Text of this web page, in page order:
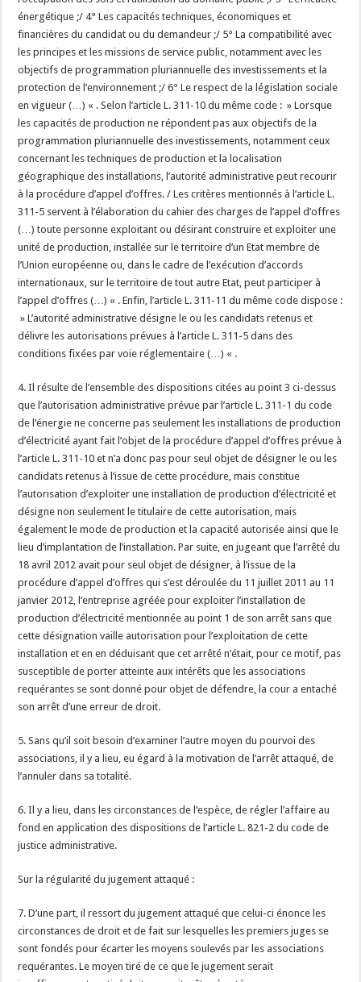
énergétique ;/ 4° Les capacités techniques, économiques et
financières du candidat ou du demandeur ;/ 5° La compatibilité avec
les principes et les missions de service public, notamment avec les
objectifs de programmation pluriannuelle des investissements et la
protection de l’environnement ;/ 6° Le respect de la législation sociale
en vigueur (…) « . Selon l’article L. 311-10 du même code : » Lorsque
les capacités de production ne répondent pas aux objectifs de la
programmation pluriannuelle des investissements, notamment ceux
concernant les techniques de production et la localisation
géographique des installations, l’autorité administrative peut recourir
à la procédure d’appel d’offres. / Les critères mentionnés à l’article L.
311-5 servent à l’élaboration du cahier des charges de l’appel d’offres
(…) toute personne exploitant ou désirant construire et exploiter une
unité de production, installée sur le territoire d’un Etat membre de
l’Union européenne ou, dans le cadre de l’exécution d’accords
internationaux, sur le territoire de tout autre Etat, peut participer à
l’appel d’offres (…) « . Enfin, l’article L. 311-11 du même code dispose :
» L’autorité administrative désigne le ou les candidats retenus et
délivre les autorisations prévues à l’article L. 311-5 dans des
conditions fixées par voie réglementaire (…) « .
4. Il résulte de l’ensemble des dispositions citées au point 3 ci-dessus
que l’autorisation administrative prévue par l’article L. 311-1 du code
de l’énergie ne concerne pas seulement les installations de production
d’électricité ayant fait l’objet de la procédure d’appel d’offres prévue à
l’article L. 311-10 et n’a donc pas pour seul objet de désigner le ou les
candidats retenus à l’issue de cette procédure, mais constitue
l’autorisation d’exploiter une installation de production d’électricité et
désigne non seulement le titulaire de cette autorisation, mais
également le mode de production et la capacité autorisée ainsi que le
lieu d’implantation de l’installation. Par suite, en jugeant que l’arrêté du
18 avril 2012 avait pour seul objet de désigner, à l’issue de la
procédure d’appel d’offres qui s’est déroulée du 11 juillet 2011 au 11
janvier 2012, l’entreprise agréée pour exploiter l’installation de
production d’électricité mentionnée au point 1 de son arrêt sans que
cette désignation vaille autorisation pour l’exploitation de cette
installation et en en déduisant que cet arrêté n’était, pour ce motif, pas
susceptible de porter atteinte aux intérêts que les associations
requérantes se sont donné pour objet de défendre, la cour a entaché
son arrêt d’une erreur de droit.
5. Sans qu’il soit besoin d’examiner l’autre moyen du pourvoi des
associations, il y a lieu, eu égard à la motivation de l’arrêt attaqué, de
l’annuler dans sa totalité.
6. Il y a lieu, dans les circonstances de l’espèce, de régler l’affaire au
fond en application des dispositions de l’article L. 821-2 du code de
justice administrative.
Sur la régularité du jugement attaqué :
7. D’une part, il ressort du jugement attaqué que celui-ci énonce les
circonstances de droit et de fait sur lesquelles les premiers juges se
sont fondés pour écarter les moyens soulevés par les associations
requérantes. Le moyen tiré de ce que le jugement serait